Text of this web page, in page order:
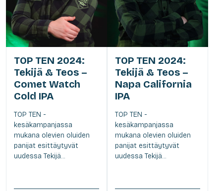
TOP TEN 2024:
Tekijä & Teos –
Comet Watch
Cold IPA
TOP TEN -
kesäkampanjassa
mukana olevien oluiden
panijat esittäytyvät
uudessa Tekijä...
TOP TEN 2024:
Tekijä & Teos –
Napa California
IPA
TOP TEN -
kesäkampanjassa
mukana olevien oluiden
panijat esittäytyvät
uudessa Tekijä...